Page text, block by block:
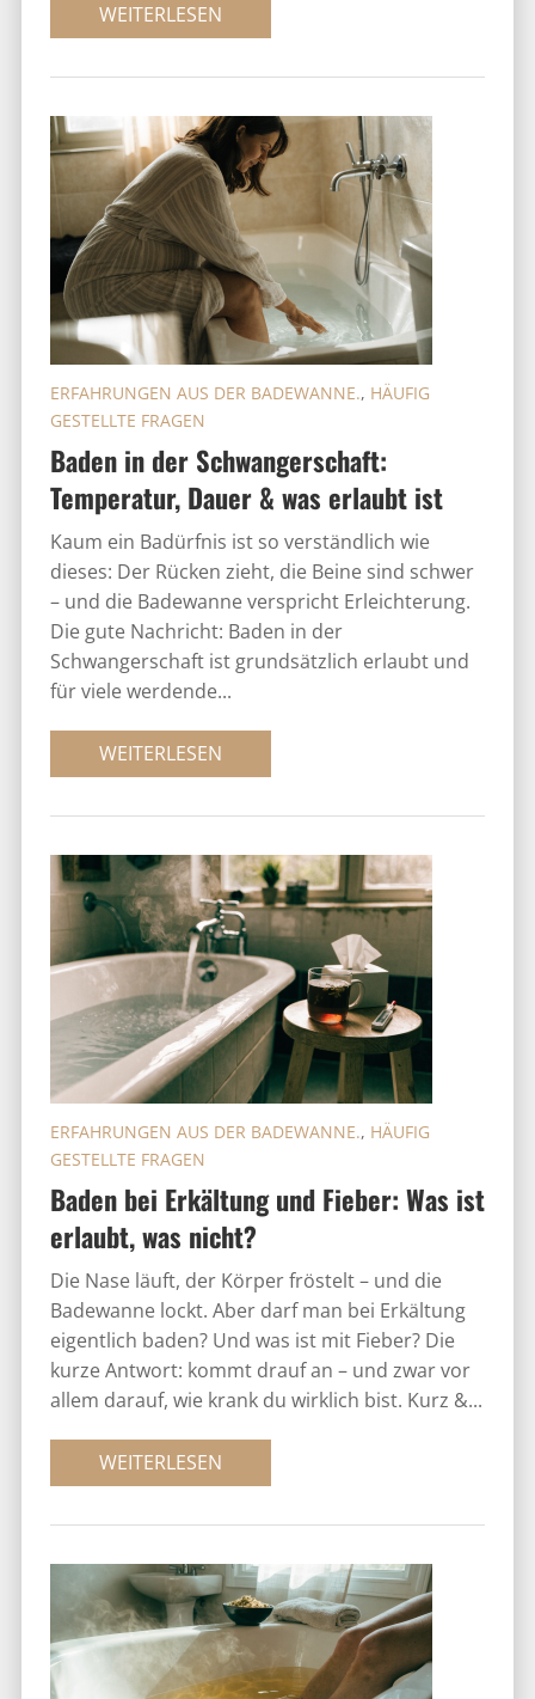
WEITERLESEN
Baden in der Schwangerschaft:
Temperatur, Dauer & was erlaubt ist
ERFAHRUNGEN AUS DER BADEWANNE., HÄUFIG
GESTELLTE FRAGEN
Kaum ein Badürfnis ist so verständlich wie
dieses: Der Rücken zieht, die Beine sind schwer
– und die Badewanne verspricht Erleichterung.
Die gute Nachricht: Baden in der
Schwangerschaft ist grundsätzlich erlaubt und
für viele werdende...
WEITERLESEN
Baden bei Erkältung und Fieber: Was ist
erlaubt, was nicht?
ERFAHRUNGEN AUS DER BADEWANNE., HÄUFIG
GESTELLTE FRAGEN
Die Nase läuft, der Körper fröstelt – und die
Badewanne lockt. Aber darf man bei Erkältung
eigentlich baden? Und was ist mit Fieber? Die
kurze Antwort: kommt drauf an – und zwar vor
allem darauf, wie krank du wirklich bist. Kurz &...
WEITERLESEN